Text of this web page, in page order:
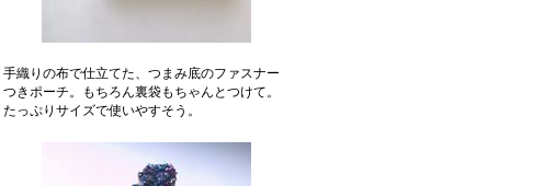
手織りの布で仕立てた、つまみ底のファスナー
つきポーチ。もちろん裏袋もちゃんとつけて。
たっぷりサイズで使いやすそう。